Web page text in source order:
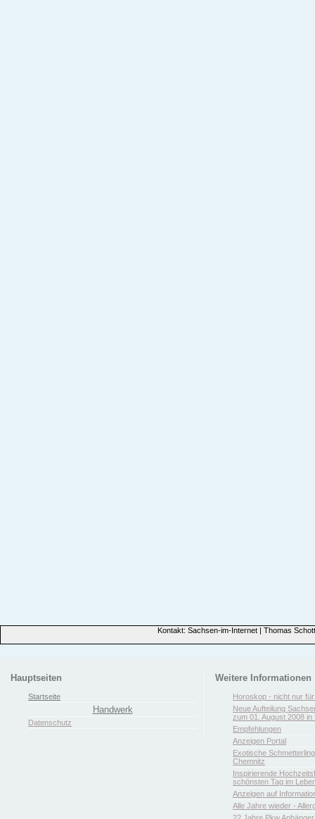
Kontakt: Sachsen-im-Internet | Thomas
Hauptseiten
Startseite
Handwerk
Datenschutz
Weitere Informationen
Horoskop - nicht nur
Neue Aufteilung
zum 01. August 2008 in
Empfehlungen
Anzeigen Portal
Exotische
Chemnitz
Inspirierende
schönsten Tag im
Anzeigen auf
Alle Jahre wieder -